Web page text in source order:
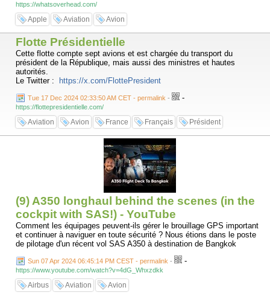
https://whatsoverhead.com/
Apple Aviation Avion
Flotte Présidentielle
Cette flotte compte sept avions et est chargée du transport du
président de la République, mais aussi des ministres et hautes
autorités.
Le Twitter :
https://x.com/FlottePresident
Tue 17 Dec 2024 02:33:50 AM CET - permalink - -
https://flottepresidentielle.com/
Aviation Avion France Français Président
(9) A350 longhaul behind the scenes (in the
cockpit with SAS!) - YouTube
Comment les équipages peuvent-ils gérer le brouillage GPS important
et continuer à naviguer en toute sécurité ? Nous étions dans le poste
de pilotage d'un récent vol SAS A350 à destination de Bangkok
Sun 07 Apr 2024 06:45:14 PM CEST - permalink - -
https://www.youtube.com/watch?v=4dG_Whxzdkk
Airbus Aviation Avion